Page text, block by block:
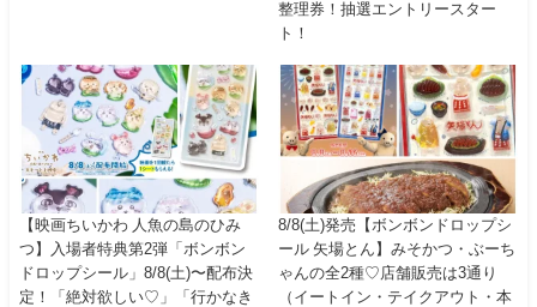
整理券！抽選エントリースター
ト！
【映画ちいかわ 人魚の島のひみ
つ】入場者特典第2弾「ボンボン
ドロップシール」8/8(土)〜配布決
定！「絶対欲しい♡」「行かなき
8/8(土)発売【ボンボンドロップシ
ール 矢場とん】みそかつ・ぶーち
ゃんの全2種♡店舗販売は3通り
（イートイン・テイクアウト・本